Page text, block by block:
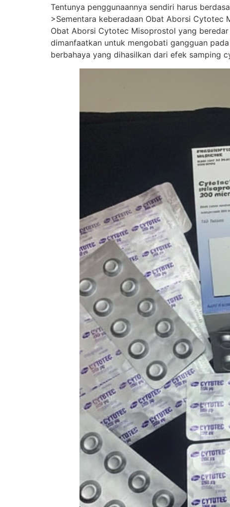
Tentunya penggunaannya sendiri harus
>Sementara keberadaan Obat Aborsi Cytotec
Obat Aborsi Cytotec Misoprostol yang
dimanfaatkan untuk mengobati gangguan
berbahaya yang dihasilkan dari efek samping